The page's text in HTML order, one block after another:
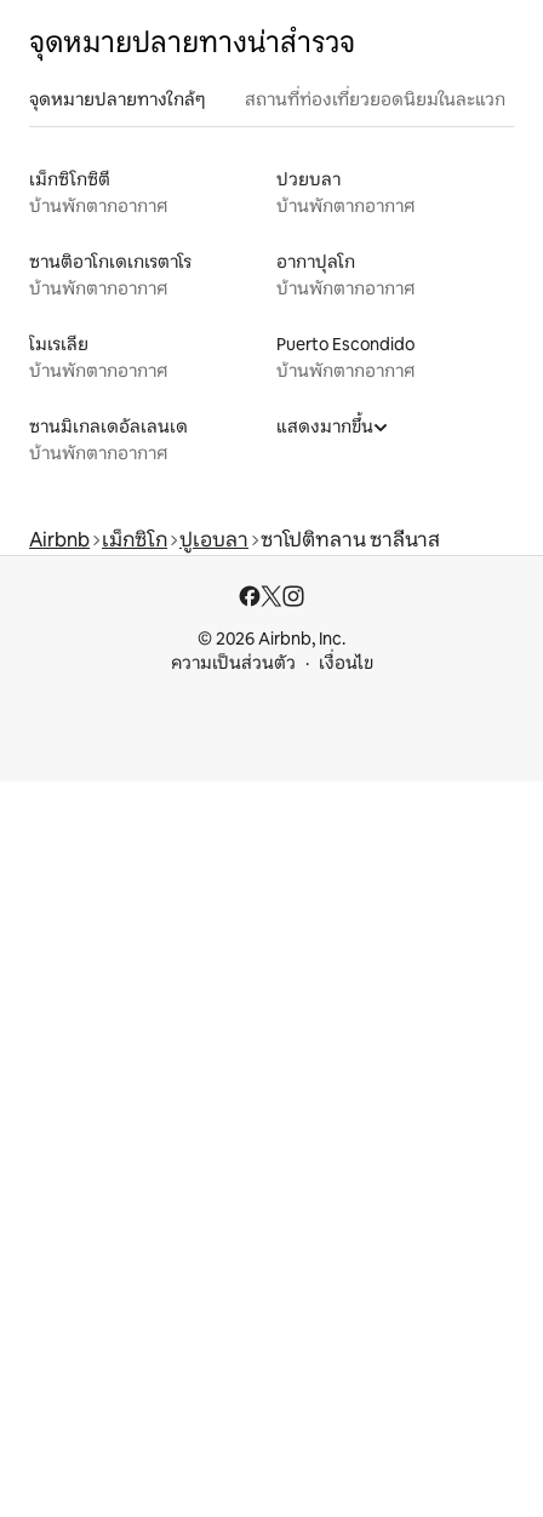
จุดหมายปลายทางน่าสำรวจ
จุดหมายปลายทางใกล้ๆ สถานที่ท่องเที่ยวยอดนิยมในละแวก
เม็กซิโกซิตี
บ้านพักตากอากาศ
ปวยบลา
บ้านพักตากอากาศ
ซานติอาโกเดเกเรตาโร
บ้านพักตากอากาศ
อากาปุลโก
บ้านพักตากอากาศ
โมเรเลีย
บ้านพักตากอากาศ
Puerto Escondido
บ้านพักตากอากาศ
ซานมิเกลเดอัลเลนเด
บ้านพักตากอากาศ
แสดงมากขึ้น
Airbnb เม็กซิโก ปูเอบลา ซาโปติทลาน ซาลีนาส
© 2026 Airbnb, Inc.
ความเป็นส่วนตัว
เงื่อนไข